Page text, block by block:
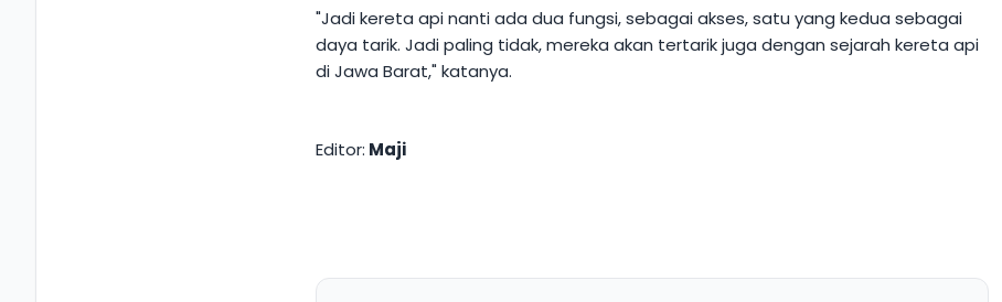
"Jadi kereta api nanti ada dua fungsi, sebagai akses, satu yang kedua sebagai
daya tarik. Jadi paling tidak, mereka akan tertarik juga dengan sejarah kereta api
di Jawa Barat," katanya.
Editor: Maji